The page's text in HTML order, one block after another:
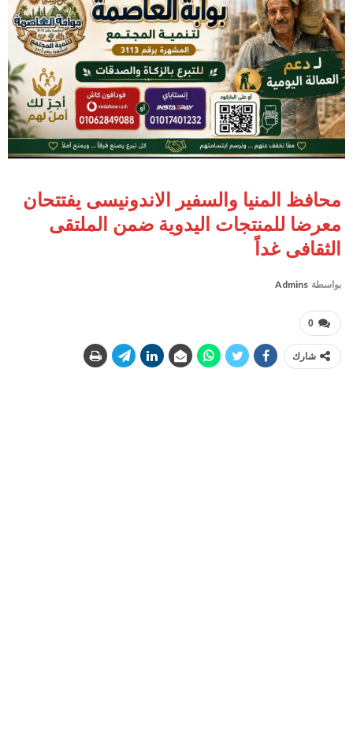
محافظ المنيا والسفير الاندونيسى يفتتحان
معرضا للمنتجات اليدوية ضمن الملتقى
الثقافى غداً
بواسطة Admins
0
شارك